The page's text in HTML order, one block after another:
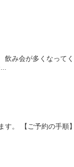
み会が多くなって
。 【ご予約の手順】